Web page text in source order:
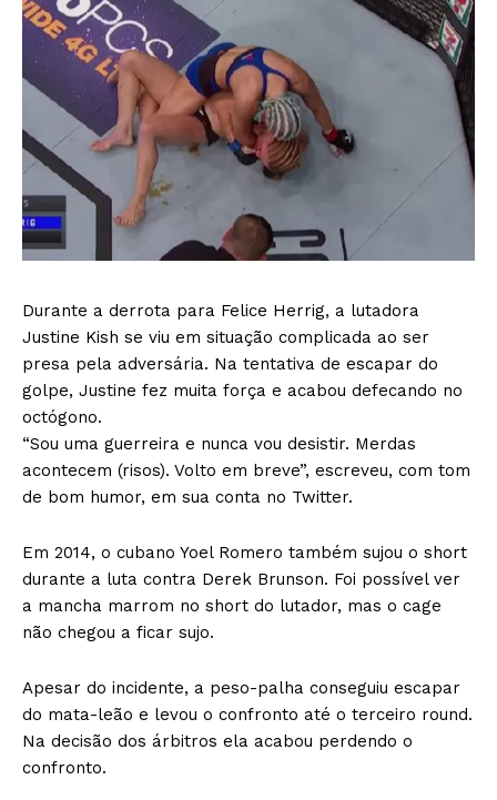
Durante a derrota para Felice Herrig, a lutadora
Justine Kish se viu em situação complicada ao ser
presa pela adversária. Na tentativa de escapar do
golpe, Justine fez muita força e acabou defecando no
octógono.
“Sou uma guerreira e nunca vou desistir. Merdas
acontecem (risos). Volto em breve”, escreveu, com tom
de bom humor, em sua conta no Twitter.
Em 2014, o cubano Yoel Romero também sujou o short
durante a luta contra Derek Brunson. Foi possível ver
a mancha marrom no short do lutador, mas o cage
não chegou a ficar sujo.
Apesar do incidente, a peso-palha conseguiu escapar
do mata-leão e levou o confronto até o terceiro round.
Na decisão dos árbitros ela acabou perdendo o
confronto.